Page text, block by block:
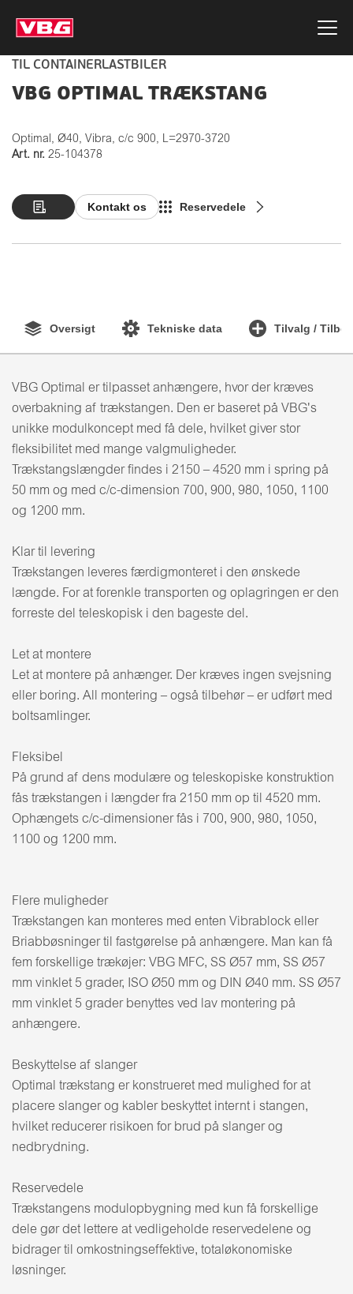
TIL CONTAINERLASTBILER
VBG OPTIMAL TRÆKSTANG
Optimal, Ø40, Vibra, c/c 900, L=2970-3720
Art. nr. 25-104378
Kontakt os Reservedele
Oversigt Tekniske data Tilvalg /
VBG Optimal er tilpasset anhængere, hvor der kræves
overbakning af trækstangen. Den er baseret på VBG's
unikke modulkoncept med få dele, hvilket giver stor
fleksibilitet med mange valgmuligheder.
Trækstangslængder findes i 2150 – 4520 mm i spring på
50 mm og med c/c-dimension 700, 900, 980, 1050, 1100
og 1200 mm.
Klar til levering
Trækstangen leveres færdigmonteret i den ønskede
længde. For at forenkle transporten og oplagringen er den
forreste del teleskopisk i den bageste del.
Let at montere
Let at montere på anhænger. Der kræves ingen svejsning
eller boring. All montering – også tilbehør – er udført med
boltsamlinger.
Fleksibel
På grund af dens modulære og teleskopiske konstruktion
fås trækstangen i længder fra 2150 mm op til 4520 mm.
Ophængets c/c-dimensioner fås i 700, 900, 980, 1050,
1100 og 1200 mm.
Flere muligheder
Trækstangen kan monteres med enten Vibrablock eller
Briabbøsninger til fastgørelse på anhængere. Man kan få
fem forskellige trækøjer: VBG MFC, SS Ø57 mm, SS Ø57
mm vinklet 5 grader, ISO Ø50 mm og DIN Ø40 mm. SS Ø57
mm vinklet 5 grader benyttes ved lav montering på
anhængere.
Beskyttelse af slanger
Optimal trækstang er konstrueret med mulighed for at
placere slanger og kabler beskyttet internt i stangen,
hvilket reducerer risikoen for brud på slanger og
nedbrydning.
Reservedele
Trækstangens modulopbygning med kun få forskellige
dele gør det lettere at vedligeholde reservedelene og
bidrager til omkostningseffektive, totaløkonomiske
løsninger.